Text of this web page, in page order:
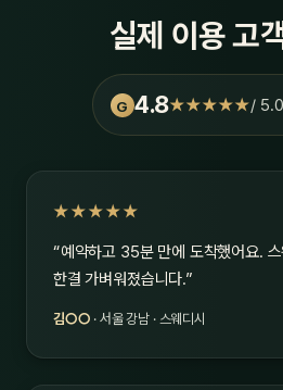
실제 이용 고
G 4.8★★★★★/
★★★★★
“예약하고 35분 만에 도착했어요.
한결 가벼워졌습니다.”
김○○ · 서울 강남 · 스웨디시